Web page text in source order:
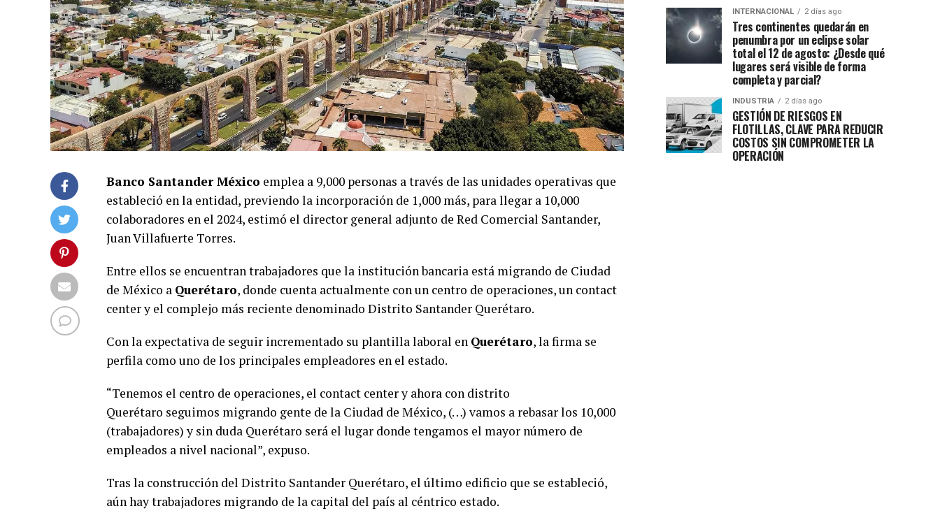
Banco Santander México emplea a 9,000 personas a través de las unidades operativas que
estableció en la entidad, previendo la incorporación de 1,000 más, para llegar a 10,000
colaboradores en el 2024, estimó el director general adjunto de Red Comercial Santander,
Juan Villafuerte Torres.
Entre ellos se encuentran trabajadores que la institución bancaria está migrando de Ciudad
de México a Querétaro, donde cuenta actualmente con un centro de operaciones, un contact
center y el complejo más reciente denominado Distrito Santander Querétaro.
Con la expectativa de seguir incrementado su plantilla laboral en Querétaro, la firma se
perfila como uno de los principales empleadores en el estado.
“Tenemos el centro de operaciones, el contact center y ahora con distrito
Querétaro seguimos migrando gente de la Ciudad de México, (…) vamos a rebasar los 10,000
(trabajadores) y sin duda Querétaro será el lugar donde tengamos el mayor número de
empleados a nivel nacional”, expuso.
Tras la construcción del Distrito Santander Querétaro, el último edificio que se estableció,
aún hay trabajadores migrando de la capital del país al céntrico estado.
INTERNACIONAL 2 días ago
Tres continentes quedarán en
penumbra por un eclipse solar
total el 12 de agosto: ¿Desde qué
lugares será visible de forma
completa y parcial?
INDUSTRIA 2 días ago
GESTIÓN DE RIESGOS EN
FLOTILLAS, CLAVE PARA REDUCIR
COSTOS SIN COMPROMETER LA
OPERACIÓN